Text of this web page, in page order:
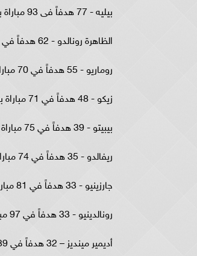
بيليه - 77 هدفاً فى 93 مباراة بين عامى 1957–1971
الظاهرة رونالدو - 62 هدفاً في 98 مباراة بين عامى 1994-2011
روماريو - 55 هدفاً في 70 مباراة بين عامى 1987-2005
زيكو - 48 هدفاً في 71 مباراة بين عامى 1976-1986
بيبيتو - 39 هدفاً في 75 مباراة بين عامى 1985-1998
ريفالدو - 35 هدفاً في 74 مباراة بين عامى 1993-2003
جارزينيو - 33 هدفاً في 81 مباراة بين عامى 1964-1982
رونالدينيو - 33 هدفاً في 97 مباراة بين عامى 1999-2013
أديمير مينديز – 32 هدفاً في 39 مباراة بين عامي 1945-1953